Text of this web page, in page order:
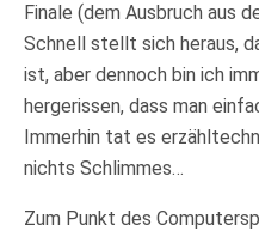
Finale (dem Ausbruch aus
Schnell stellt sich heraus,
ist, aber dennoch bin ich
hergerissen, dass man
Immerhin tat es
nichts Schlimmes…
Zum Punkt des